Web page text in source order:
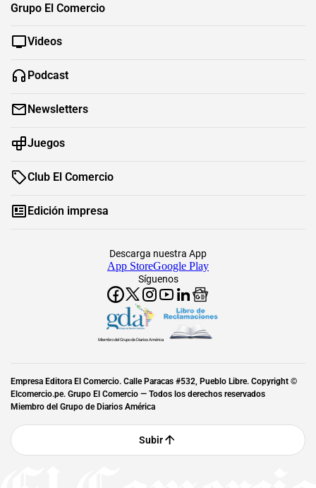
Grupo El Comercio
Videos
Podcast
Newsletters
Juegos
Club El Comercio
Edición impresa
Síguenos
Descarga nuestra App
App StoreGoogle Play
Miembro del Grupo de Diarios América
Empresa Editora El Comercio. Calle Paracas #532, Pueblo Libre. Copyright ©
Elcomercio.pe. Grupo El Comercio — Todos los derechos reservados
Miembro del Grupo de Diarios América
Subir